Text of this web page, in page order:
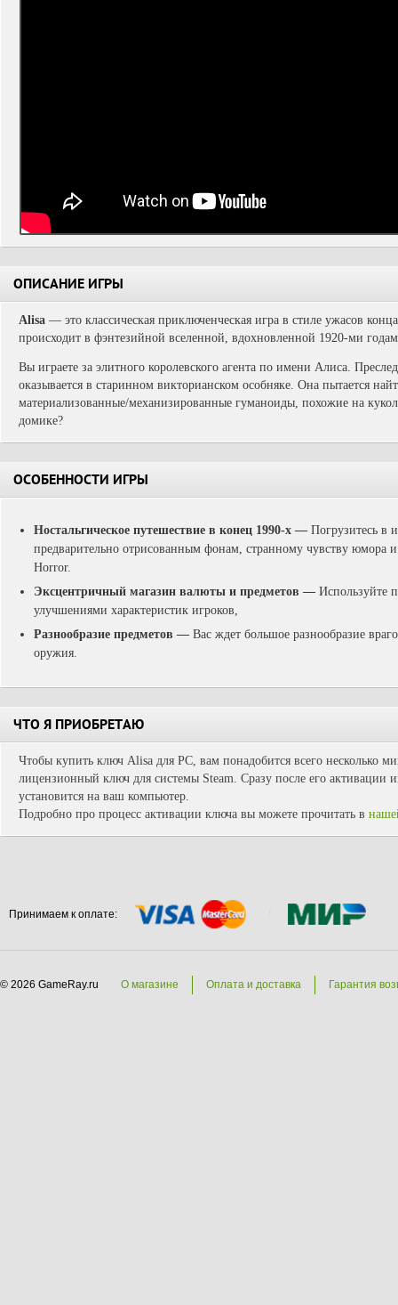
ОПИСАНИЕ ИГРЫ
Alisa — это классическая приключенческая игра в стиле ужасов
происходит в фэнтезийной вселенной, вдохновленной 1920-ми
Вы играете за элитного королевского агента по имени Алиса.
оказывается в старинном викторианском особняке. Она пытается
материализованные/механизированные гуманоиды, похожие на
домике?
ОСОБЕННОСТИ ИГРЫ
Ностальгическое путешествие в конец 1990-х — Погрузитесь в
предварительно отрисованным фонам, странному чувству юмора
Horror.
Эксцентричный магазин валюты и предметов — Используйте
улучшениями характеристик игроков,
Разнообразие предметов — Вас ждет большое разнообразие
оружия.
ЧТО Я ПРИОБРЕТАЮ
Чтобы купить ключ Alisa для PC, вам понадобится всего несколько
лицензионный ключ для системы Steam. Сразу после его активации
установится на ваш компьютер.
Подробно про процесс активации ключа вы можете прочитать в
Принимаем к оплате:
© 2026 GameRay.ru О магазине Оплата и доставка Гарантия